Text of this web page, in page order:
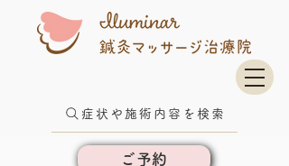
症状や施術内容を検索
ご予約